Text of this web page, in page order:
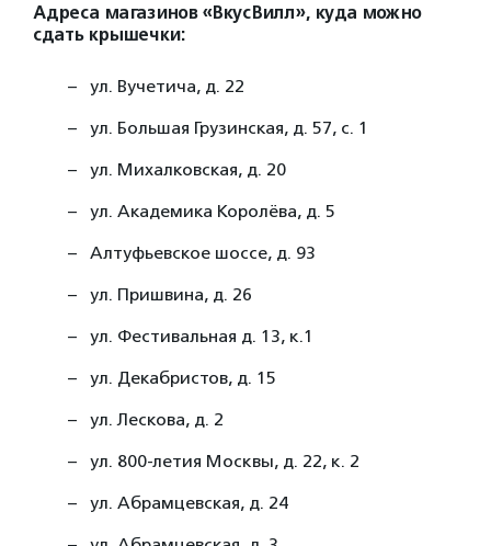
Адреса магазинов «ВкусВилл», куда можно
сдать крышечки:
ул. Вучетича, д. 22
ул. Большая Грузинская, д. 57, с. 1
ул. Михалковская, д. 20
ул. Академика Королёва, д. 5
Алтуфьевское шоссе, д. 93
ул. Пришвина, д. 26
ул. Фестивальная д. 13, к.1
ул. Декабристов, д. 15
ул. Лескова, д. 2
ул. 800-летия Москвы, д. 22, к. 2
ул. Абрамцевская, д. 24